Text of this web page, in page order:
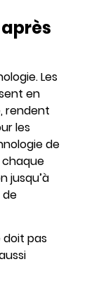
Les
en
rendent
les
de
jusqu’à
de
doit pas